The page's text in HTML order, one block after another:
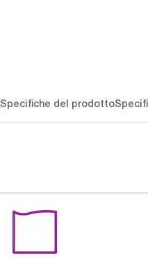
Specifiche del prodotto